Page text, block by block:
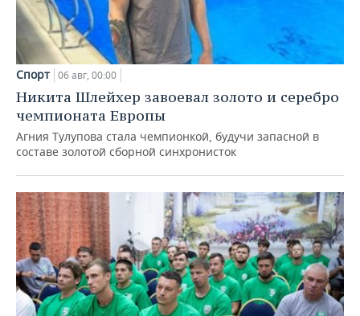
Спорт 06 авг, 00:00
Никита Шлейхер завоевал золото и серебро
чемпионата Европы
Агния Тулупова стала чемпионкой, будучи запасной в
составе золотой сборной синхронисток